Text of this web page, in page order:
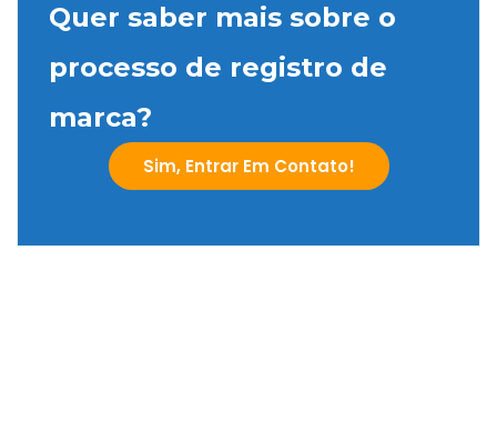
Quer saber mais sobre o
processo de registro de
marca?
Sim, Entrar Em Contato!